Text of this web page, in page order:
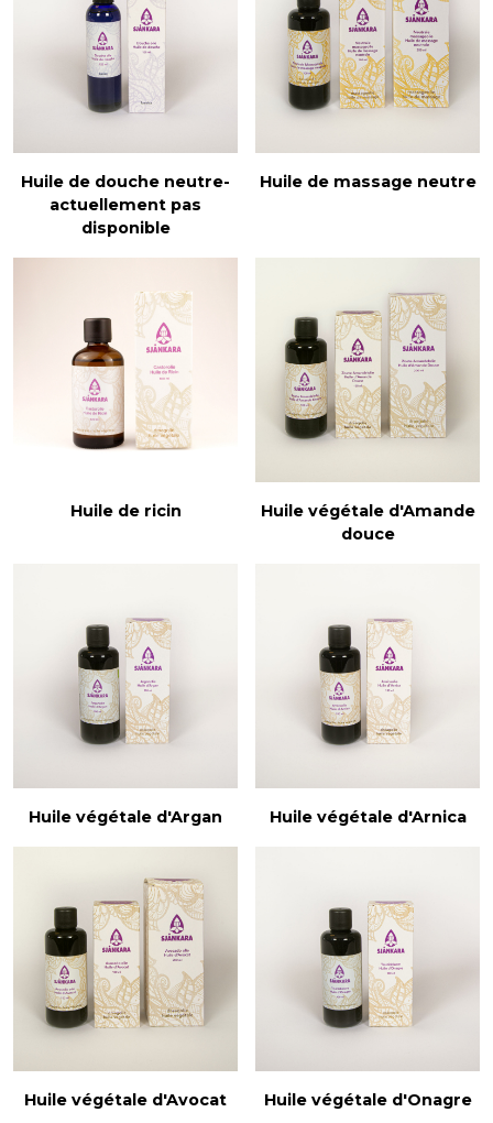
Huile de douche neutre-
actuellement pas
disponible
Huile de massage neutre
Huile de ricin
Huile végétale d'Amande
douce
Huile végétale d'Argan Huile végétale d'Arnica
Huile végétale d'Avocat Huile végétale d'Onagre